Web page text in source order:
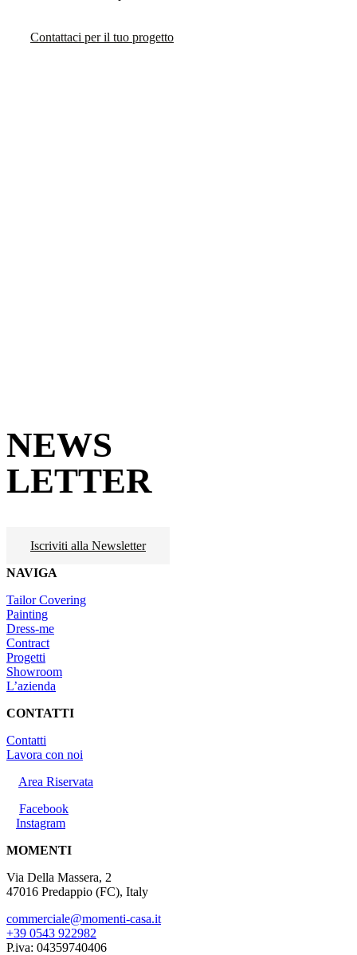
Contattaci per il tuo progetto
NEWS
LETTER
Iscriviti alla Newsletter
NAVIGA
Tailor Covering
Painting
Dress-me
Contract
Progetti
Showroom
L’azienda
CONTATTI
Contatti
Lavora con noi
Area Riservata
Facebook
Instagram
MOMENTI
Via Della Massera, 2
47016 Predappio (FC), Italy
commerciale@momenti-casa.it
+39 0543 922982
P.iva: 04359740406